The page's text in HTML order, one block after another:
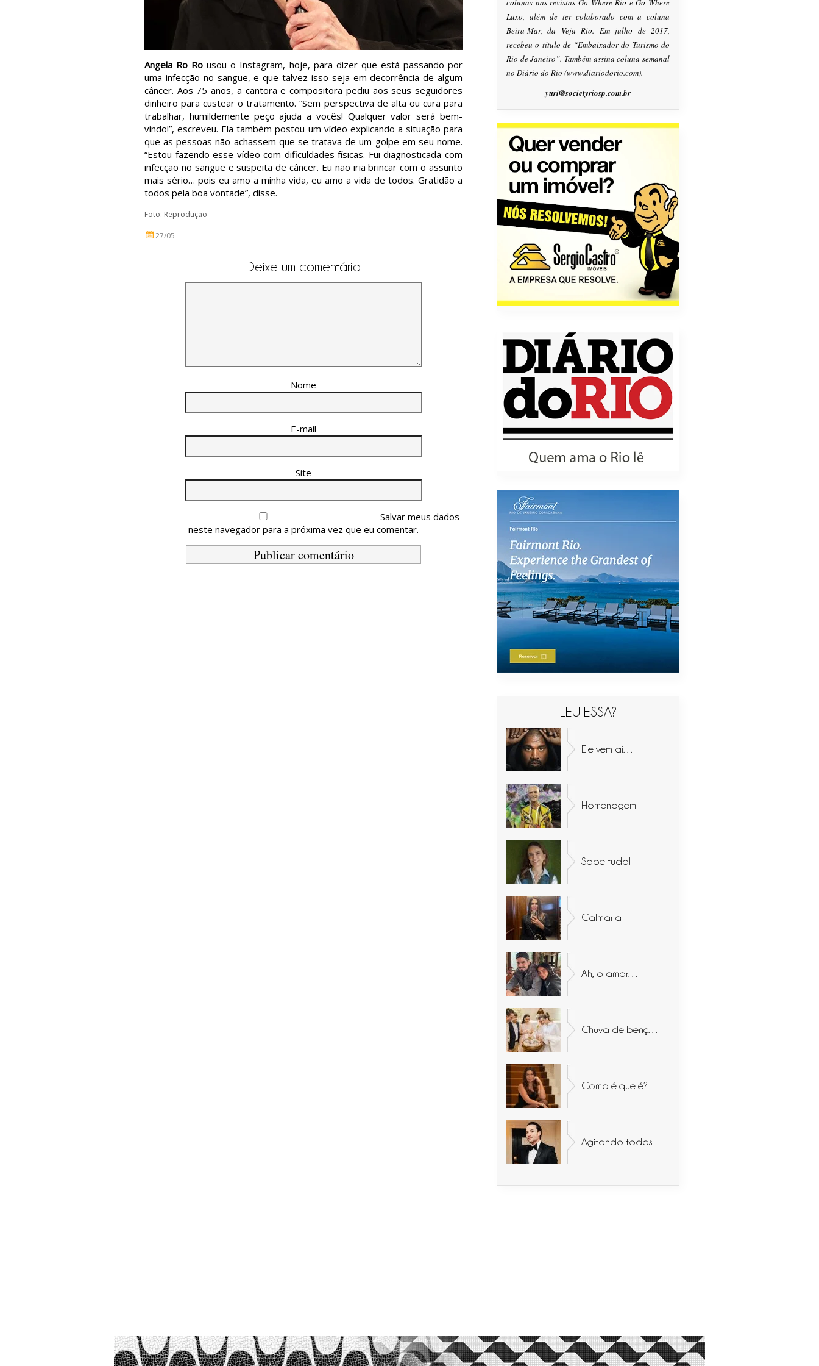
Angela Ro Ro usou o Instagram, hoje, para dizer que está passando por
uma infecção no sangue, e que talvez isso seja em decorrência de algum
câncer. Aos 75 anos, a cantora e compositora pediu aos seus seguidores
dinheiro para custear o tratamento. “Sem perspectiva de alta ou cura para
trabalhar, humildemente peço ajuda a vocês! Qualquer valor será bem-
vindo!”, escreveu. Ela também postou um vídeo explicando a situação para
que as pessoas não achassem que se tratava de um golpe em seu nome.
“Estou fazendo esse vídeo com dificuldades físicas. Fui diagnosticada com
infecção no sangue e suspeita de câncer. Eu não iria brincar com o assunto
mais sério… pois eu amo a minha vida, eu amo a vida de todos. Gratidão a
todos pela boa vontade”, disse.
Foto: Reprodução
27/05
Deixe um comentário
Nome
E-mail
Site
Salvar meus dados
neste navegador para a próxima vez que eu comentar.
colunas nas revistas Go Where Rio e Go Where
Luxo, além de ter colaborado com a coluna
Beira-Mar, da Veja Rio. Em julho de 2017,
recebeu o título de “Embaixador do Turismo do
Rio de Janeiro”. Também assina coluna semanal
no Diário do Rio (www.diariodorio.com).
yuri@societyriosp.com.br
LEU ESSA?
Ele vem aí…
Homenagem
Sabe tudo!
Calmaria
Ah, o amor…
Como é que é?
Agitando todas